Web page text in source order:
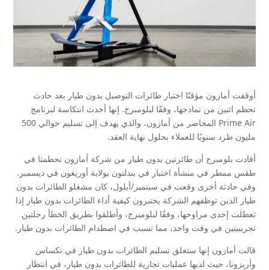
أوقفت أمازون مؤقتًا اختبار طائرات التوصيل بدون طيار بعد حادث
تحطم اثنين من نماذجها، وفقًا لبلومبرج. إنها أحدث انتكاسة لبرنامج
Prime Air المحاصر من أمازون، والذي يهدف إلى تسليم حوالي 500
مليون طرد سنويًا للعملاء بحلول نهاية العقد.
أفادت بلومبرج أن طائرتين بدون طيار من شركة أمازون تحطمتا في
طقس ممطر في منشأة اختبار في بندلتون بولاية أوريغون في ديسمبر.
وفي حادثة أخرى وقعت في سبتمبر/أيلول، كان مشغلو الطائرات بدون
طيار الذين توظفهم الشركة يختبرون كيفية أداء الطائرات بدون طيار إذا
تعطلت إحدى مراوحها، وفقًا لبلومبرج، وأطلقوا بطريق الخطأ رحلتين
تجريبيتين في وقت واحد، مما تسبب في اصطدام الطائرات بدون طيار.
قالت أمازون إنها ستعلق تسليم الطائرات بدون طيار في تكساس
وأريزونا، حيث لديها عمليات تجارية للطائرات بدون طيار، في انتظار